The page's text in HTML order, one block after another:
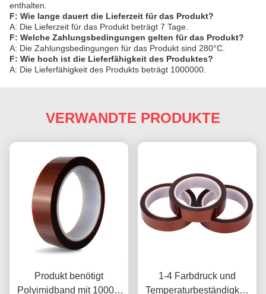
enthalten.
F: Wie lange dauert die Lieferzeit für das Produkt?
A: Die Lieferzeit für das Produkt beträgt 7 Tage.
F: Welche Zahlungsbedingungen gelten für das Produkt?
A: Die Zahlungsbedingungen für das Produkt sind 280°C.
F: Wie hoch ist die Lieferfähigkeit des Produktes?
A: Die Lieferfähigkeit des Produkts beträgt 1000000.
VERWANDTE PRODUKTE
Produkt benötigt
Polyimidband mit 1000V
1-4 Farbdruck und
Temperaturbeständigkeit